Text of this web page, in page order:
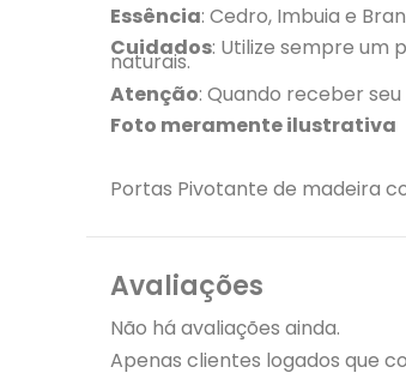
Essência: Cedro, Imbuia e
Cuidados: Utilize sempre um
naturais.
Atenção: Quando receber
Foto meramente ilustrativa
Portas Pivotante de madeira
Avaliações
Não há avaliações ainda.
Apenas clientes logados que